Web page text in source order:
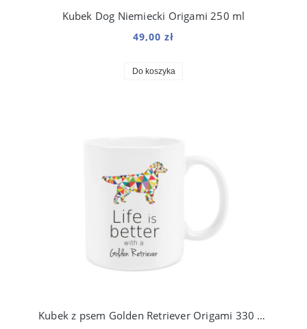
Kubek Dog Niemiecki Origami 250 ml
49,00 zł
Do koszyka
Kubek z psem Golden Retriever Origami 330 ml